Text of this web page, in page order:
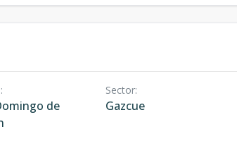
:
de
Sector:
Gazcue